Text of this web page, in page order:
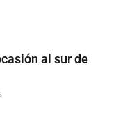
al sur de